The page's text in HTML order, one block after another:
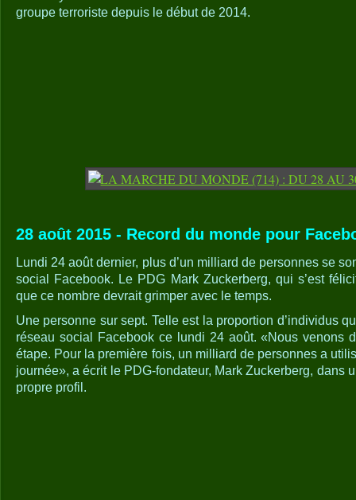
groupe terroriste depuis le début de 2014.
28 août 2015 - Record du monde pour
Lundi 24 août dernier, plus d’un milliard de personnes se
social Facebook. Le PDG Mark Zuckerberg, qui s’est
que ce nombre devrait grimper avec le temps.
Une personne sur sept. Telle est la proportion d’individus
réseau social Facebook ce lundi 24 août. «Nous venons
étape. Pour la première fois, un milliard de personnes a
journée», a écrit le PDG-fondateur, Mark Zuckerberg, dans
propre profil.